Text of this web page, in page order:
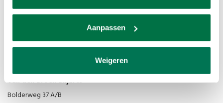
Aanpassen
Weigeren
Van den Broek Biljarts staat voor kwaliteit, vakmanschap en service.
Van den Broek Biljarts
Bolderweg 37 A/B